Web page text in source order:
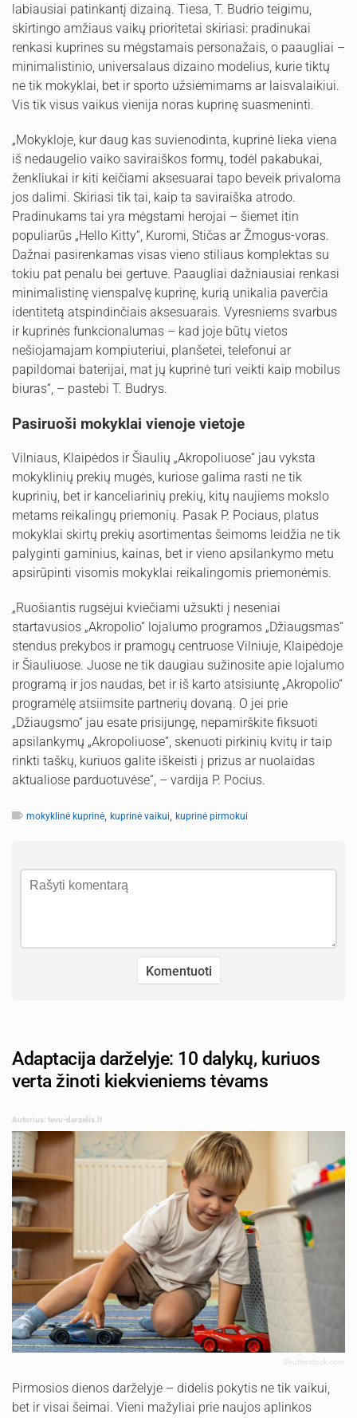
labiausiai patinkantį dizainą. Tiesa, T. Budrio teigimu,
skirtingo amžiaus vaikų prioritetai skiriasi: pradinukai
renkasi kuprines su mėgstamais personažais, o paaugliai –
minimalistinio, universalaus dizaino modelius, kurie tiktų
ne tik mokyklai, bet ir sporto užsiėmimams ar laisvalaikiui.
Vis tik visus vaikus vienija noras kuprinę suasmeninti.
„Mokykloje, kur daug kas suvienodinta, kuprinė lieka viena
iš nedaugelio vaiko saviraiškos formų, todėl pakabukai,
ženkliukai ir kiti keičiami aksesuarai tapo beveik privaloma
jos dalimi. Skiriasi tik tai, kaip ta saviraiška atrodo.
Pradinukams tai yra mėgstami herojai – šiemet itin
populiarūs „Hello Kitty“, Kuromi, Stičas ar Žmogus-voras.
Dažnai pasirenkamas visas vieno stiliaus komplektas su
tokiu pat penalu bei gertuve. Paaugliai dažniausiai renkasi
minimalistinę vienspalvę kuprinę, kurią unikalia paverčia
identitetą atspindinčiais aksesuarais. Vyresniems svarbus
ir kuprinės funkcionalumas – kad joje būtų vietos
nešiojamajam kompiuteriui, planšetei, telefonui ar
papildomai baterijai, mat jų kuprinė turi veikti kaip mobilus
biuras“, – pastebi T. Budrys.
Pasiruoši mokyklai vienoje vietoje
Vilniaus, Klaipėdos ir Šiaulių „Akropoliuose“ jau vyksta
mokyklinių prekių mugės, kuriose galima rasti ne tik
kuprinių, bet ir kanceliarinių prekių, kitų naujiems mokslo
metams reikalingų priemonių. Pasak P. Pociaus, platus
mokyklai skirtų prekių asortimentas šeimoms leidžia ne tik
palyginti gaminius, kainas, bet ir vieno apsilankymo metu
apsirūpinti visomis mokyklai reikalingomis priemonėmis.
„Ruošiantis rugsėjui kviečiami užsukti į neseniai
startavusios „Akropolio“ lojalumo programos „Džiaugsmas“
stendus prekybos ir pramogų centruose Vilniuje, Klaipėdoje
ir Šiauliuose. Juose ne tik daugiau sužinosite apie lojalumo
programą ir jos naudas, bet ir iš karto atsisiuntę „Akropolio“
programėlę atsiimsite partnerių dovaną. O jei prie
„Džiaugsmo“ jau esate prisijungę, nepamirškite fiksuoti
apsilankymų „Akropoliuose“, skenuoti pirkinių kvitų ir taip
rinkti taškų, kuriuos galite iškeisti į prizus ar nuolaidas
aktualiose parduotuvėse“, – vardija P. Pocius.
mokyklinė kuprinė kuprinė vaikui kuprinė pirmokui
Adaptacija darželyje: 10 dalykų, kuriuos
verta žinoti kiekvieniems tėvams
Autorius: tevu-darzelis.lt
Shutterstock.com
Pirmosios dienos darželyje – didelis pokytis ne tik vaikui,
bet ir visai šeimai. Vieni mažyliai prie naujos aplinkos